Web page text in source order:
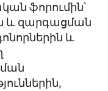
ֆորումին՝
և զարգացման
և